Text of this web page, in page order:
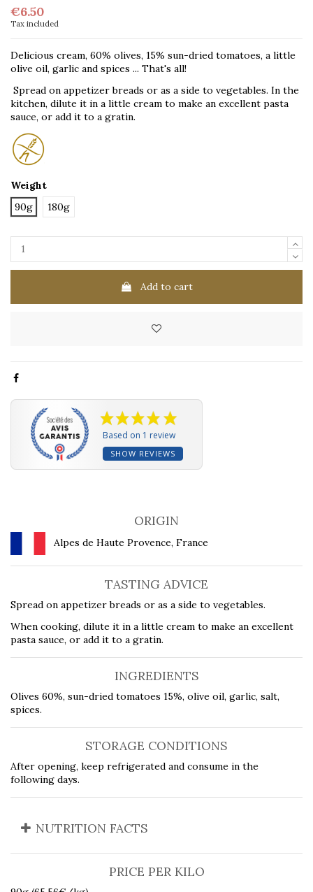
€6.50
Tax included
Delicious cream, 60% olives, 15% sun-dried tomatoes, a little
olive oil, garlic and spices ... That's all!
Spread on appetizer breads or as a side to vegetables. In the
kitchen, dilute it in a little cream to make an excellent pasta
sauce, or add it to a gratin.
Weight
90g
180g
Add to cart
Based on 1 review
SHOW REVIEWS
ORIGIN
Alpes de Haute Provence, France
TASTING ADVICE
Spread on appetizer breads or as a side to vegetables.
When cooking, dilute it in a little cream to make an excellent
pasta sauce, or add it to a gratin.
INGREDIENTS
Olives 60%, sun-dried tomatoes 15%, olive oil, garlic, salt,
spices.
STORAGE CONDITIONS
After opening, keep refrigerated and consume in the
following days.
NUTRITION FACTS
PRICE PER KILO